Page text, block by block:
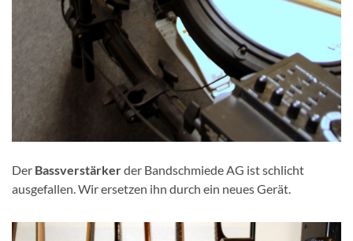
Der Bassverstärkerder Bandschmiede AG ist schlicht
ausgefallen. Wir ersetzen ihn durch ein neues Gerät.